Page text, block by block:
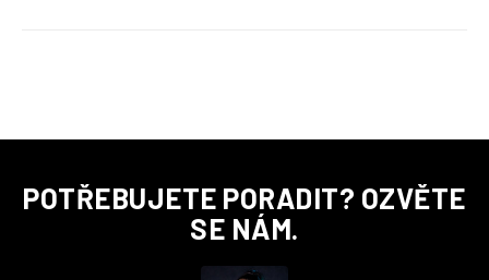
POTŘEBUJETE PORADIT? OZVĚTE
SE NÁM.